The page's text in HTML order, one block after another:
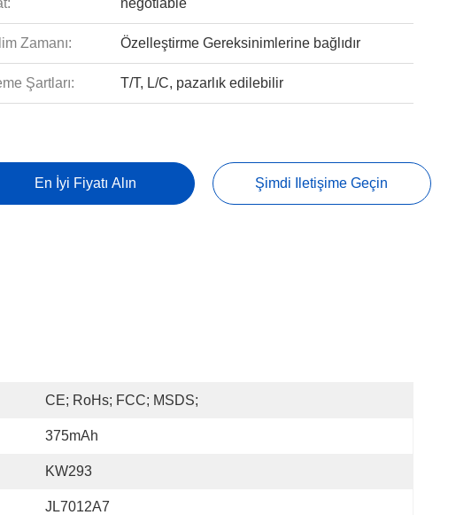
negotiable
Zamanı: Özelleştirme Gereksinimlerine bağlıdır
Şartları: T/T, L/C, pazarlık edilebilir
En İyi Fiyatı Alın Şimdi Iletişime Geçin
CE; RoHs; FCC; MSDS;
375mAh
KW293
JL7012A7